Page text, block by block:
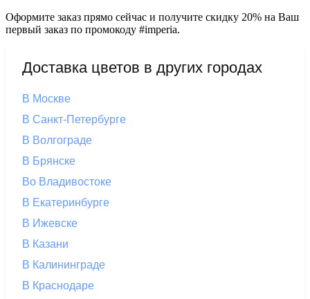
Оформите заказ прямо сейчас и получите скидку 20% на Ваш
первый заказ по промокоду #imperia.
Доставка цветов в других городах
В Москве
В Санкт-Петербурге
В Волгограде
В Брянске
Во Владивостоке
В Екатеринбурге
В Ижевске
В Казани
В Калининграде
В Краснодаре